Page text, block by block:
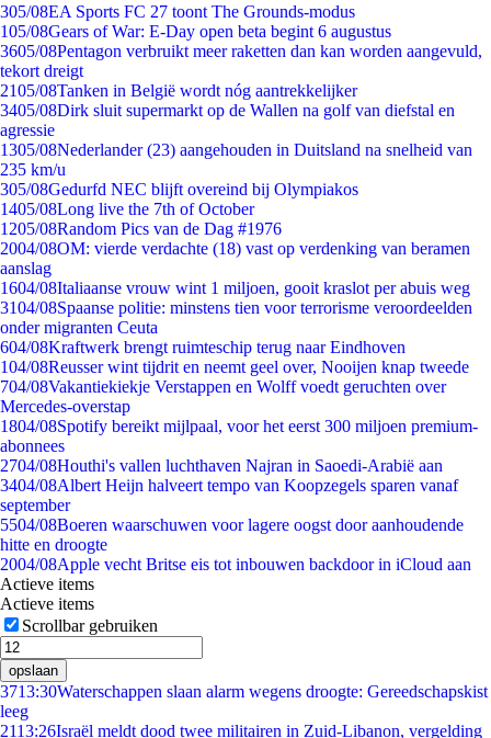
305/08EA Sports FC 27 toont The Grounds-modus
105/08Gears of War: E-Day open beta begint 6 augustus
3605/08Pentagon verbruikt meer raketten dan kan worden aangevuld,
tekort dreigt
2105/08Tanken in België wordt nóg aantrekkelijker
3405/08Dirk sluit supermarkt op de Wallen na golf van diefstal en
agressie
1305/08Nederlander (23) aangehouden in Duitsland na snelheid van
235 km/u
305/08Gedurfd NEC blijft overeind bij Olympiakos
1405/08Long live the 7th of October
1205/08Random Pics van de Dag #1976
2004/08OM: vierde verdachte (18) vast op verdenking van beramen
aanslag
1604/08Italiaanse vrouw wint 1 miljoen, gooit kraslot per abuis weg
3104/08Spaanse politie: minstens tien voor terrorisme veroordeelden
onder migranten Ceuta
604/08Kraftwerk brengt ruimteschip terug naar Eindhoven
104/08Reusser wint tijdrit en neemt geel over, Nooijen knap tweede
704/08Vakantiekiekje Verstappen en Wolff voedt geruchten over
Mercedes-overstap
1804/08Spotify bereikt mijlpaal, voor het eerst 300 miljoen premium-
abonnees
2704/08Houthi's vallen luchthaven Najran in Saoedi-Arabië aan
3404/08Albert Heijn halveert tempo van Koopzegels sparen vanaf
september
5504/08Boeren waarschuwen voor lagere oogst door aanhoudende
hitte en droogte
2004/08Apple vecht Britse eis tot inbouwen backdoor in iCloud aan
Actieve items
Actieve items
Scrollbar gebruiken
opslaan
3713:30Waterschappen slaan alarm wegens droogte: Gereedschapskist
leeg
2113:26Israël meldt dood twee militairen in Zuid-Libanon, vergelding